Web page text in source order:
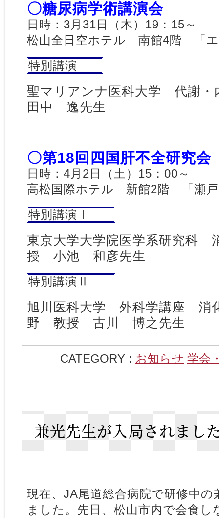
〇糖尿病学術講演会
日時：3月31日（木）19：15～
松山全日空ホテル 南館4階 「エ
特別講演
聖マリアンナ医科大学 代謝
田中 逸先生
〇第18回四国肝不全研究会
日時：4月2日（土）15：00～
高松国際ホテル 新館2階 「瀬戸
特別講演Ⅰ
東京大学大学院医学系研究科
授 小池 和彦先生
特別講演Ⅱ
旭川医科大学 外科学講座 消
野 教授 古川 博之先生
CATEGORY : お知らせ 学会
兼光先生が入局されまし
現在、JA尾道総合病院で研修中
ました。先日、松山市内で会食